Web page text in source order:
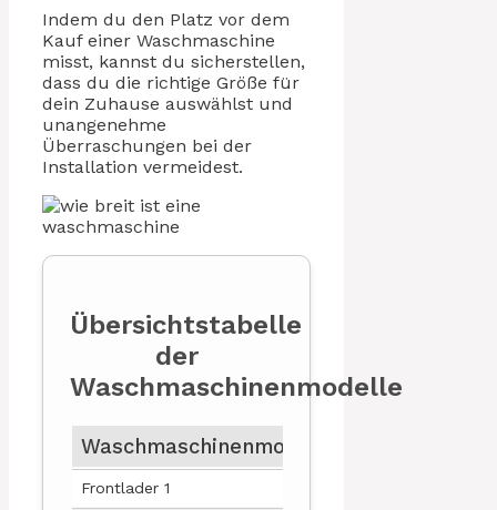
Indem du den Platz vor dem
Kauf einer Waschmaschine
misst, kannst du sicherstellen,
dass du die richtige Größe für
dein Zuhause auswählst und
unangenehme
Überraschungen bei der
Installation vermeidest.
Übersichtstabelle
der
Waschmaschinenmodelle
Waschmaschinenmodell
Frontlader 1